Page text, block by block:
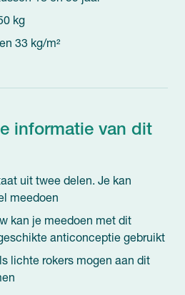
kg
33 kg/m²
informatie van dit
uit twee delen. Je kan
meedoen
kan je meedoen met dit
anticonceptie gebruikt
lichte rokers mogen aan dit